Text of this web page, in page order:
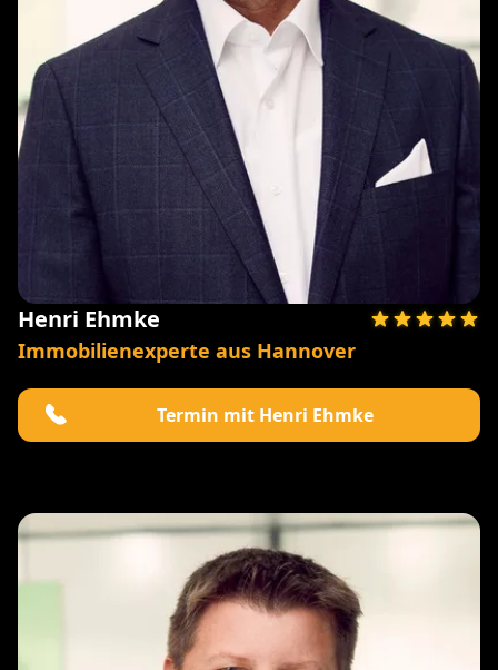
Henri Ehmke
Immobilienexperte aus Hannover
Termin mit Henri Ehmke